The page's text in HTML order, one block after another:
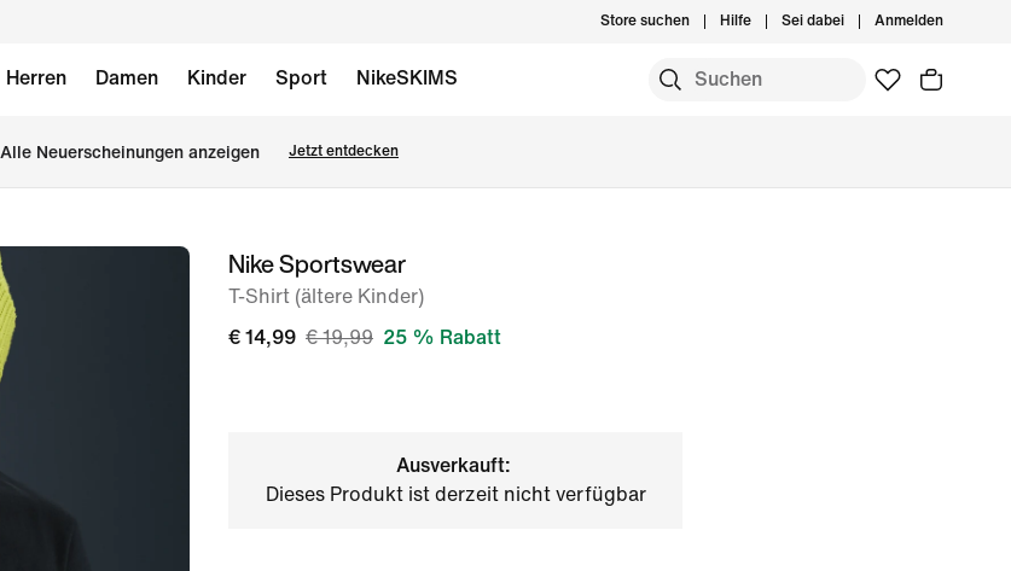
Store suchen Hilfe Sei dabei Anmelden
Herren Damen Kinder Sport NikeSKIMS
Alle Neuerscheinungen anzeigen Jetzt entdecken
Bild 1Nike Sportswear
T-Shirt (ältere Kinder)
€ 14,99 € 19,99 25 % Rabatt
Ausverkauft:
Dieses Produkt ist derzeit nicht verfügbar